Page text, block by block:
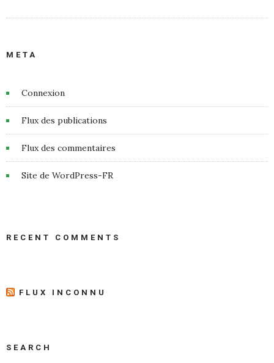
META
Connexion
Flux des publications
Flux des commentaires
Site de WordPress-FR
RECENT COMMENTS
FLUX INCONNU
SEARCH